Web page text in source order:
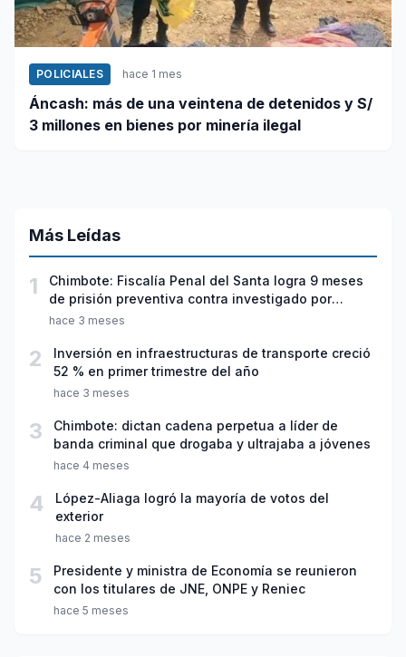
POLICIALES hace 1 mes
Áncash: más de una veintena de detenidos y S/
3 millones en bienes por minería ilegal
Más Leídas
1
Chimbote: Fiscalía Penal del Santa logra 9 meses
de prisión preventiva contra investigado por
violación sexual y tentativa de feminicidio
hace 3 meses
2
Inversión en infraestructuras de transporte creció
52 % en primer trimestre del año
hace 3 meses
3
Chimbote: dictan cadena perpetua a líder de
banda criminal que drogaba y ultrajaba a jóvenes
hace 4 meses
4
López-Aliaga logró la mayoría de votos del
exterior
hace 2 meses
5
Presidente y ministra de Economía se reunieron
con los titulares de JNE, ONPE y Reniec
hace 5 meses